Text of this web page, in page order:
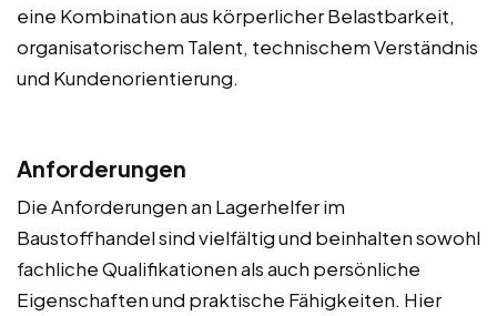
eine Kombination aus körperlicher Belastbarkeit,
organisatorischem Talent, technischem Verständnis
und Kundenorientierung.
Anforderungen
Die Anforderungen an Lagerhelfer im
Baustoffhandel sind vielfältig und beinhalten sowohl
fachliche Qualifikationen als auch persönliche
Eigenschaften und praktische Fähigkeiten. Hier